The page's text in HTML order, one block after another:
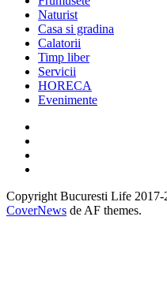
Naturist
Casa si gradina
Calatorii
Timp liber
Servicii
HORECA
Evenimente
Copyright Bucuresti Life 2017-
CoverNews de AF themes.